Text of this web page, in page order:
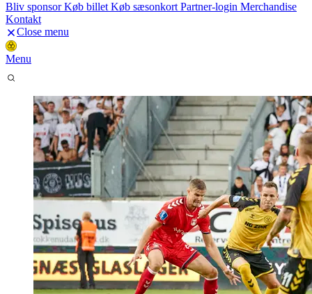
Bliv sponsorKøb billet Køb sæsonkort Partner-login Merchandise
Kontakt
Close menu
Menu